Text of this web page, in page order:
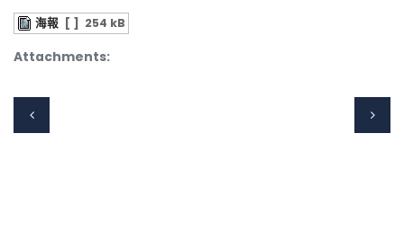
Attachments:
海報 [ ] 254 kB